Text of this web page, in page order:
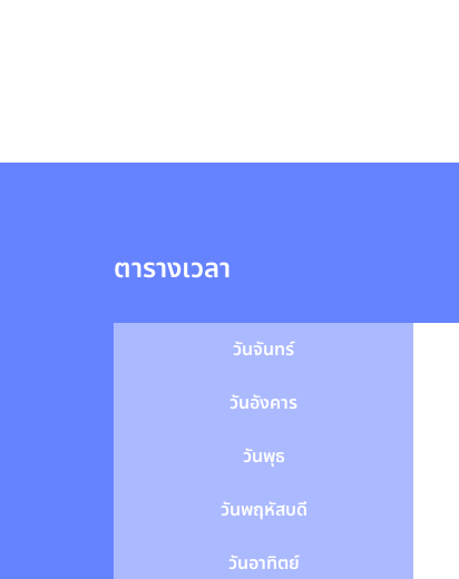
ตารางเวลา
วันจันทร์
วันอังคาร
วันพุธ
วันพฤหัสบดี
วันอาทิตย์